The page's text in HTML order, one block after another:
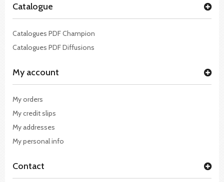
Catalogue
Catalogues PDF Champion
Catalogues PDF Diffusions
My account
My orders
My credit slips
My addresses
My personal info
Contact